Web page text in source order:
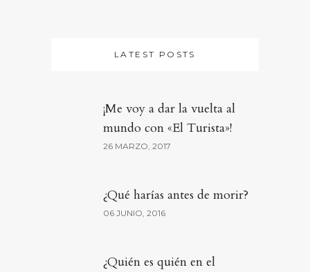
LATEST POSTS
¡Me voy a dar la vuelta al
mundo con «El Turista»!
26 MARZO, 2017
¿Qué harías antes de morir?
06 JUNIO, 2016
¿Quién es quién en el